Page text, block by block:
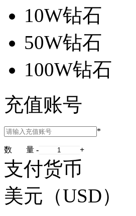
10W钻石
50W钻石
100W钻石
充值账号
*
数 量 - +
支付货币
美元（USD）